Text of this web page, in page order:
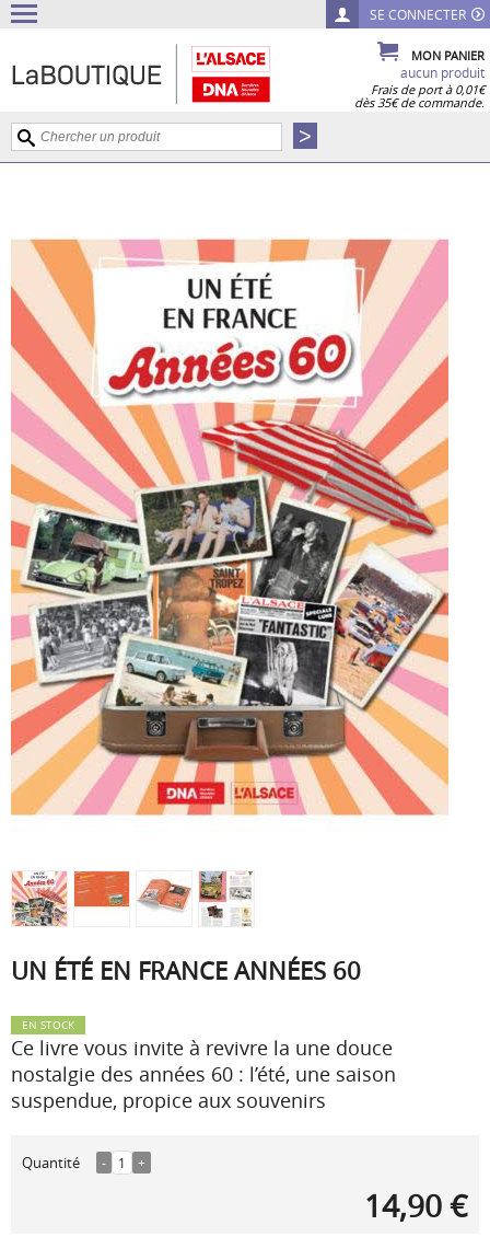
SE CONNECTER
MON PANIER
aucun produit
Frais de port à 0,01€
dès 35€ de commande.
UN ÉTÉ EN FRANCE ANNÉES 60
EN STOCK
Ce livre vous invite à revivre la une douce
nostalgie des années 60 : l’été, une saison
suspendue, propice aux souvenirs
Quantité - 1 +
14,90 €